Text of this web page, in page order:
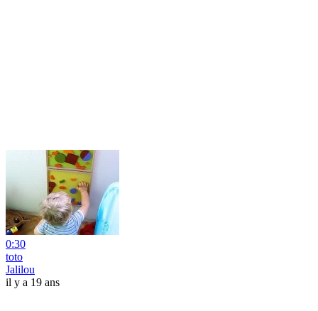
0:30
toto
Jalilou
il y a 19 ans